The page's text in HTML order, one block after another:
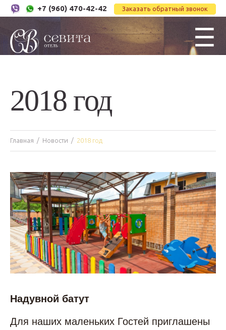
Заказать обратный звонок
+7 (960) 470-42-42
☰
2018 год
Главная Новости 2018 год
Надувной батут
Для наших маленьких Гостей приглашены